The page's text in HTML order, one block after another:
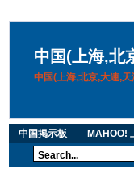
中国(上海,北
中国(上海,北京,大連,
中国掲示板 MAHOO!